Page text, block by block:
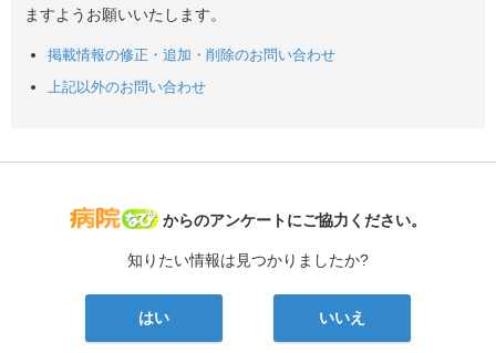
ますようお願いいたします。
掲載情報の修正・追加・削除のお問い合わせ
上記以外のお問い合わせ
病院なび
からのアンケートにご協力ください。
知りたい情報は見つかりましたか?
はい いいえ